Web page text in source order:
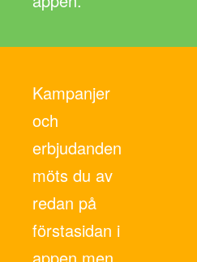
Kampanjer
och
erbjudanden
möts du av
redan på
förstasidan i